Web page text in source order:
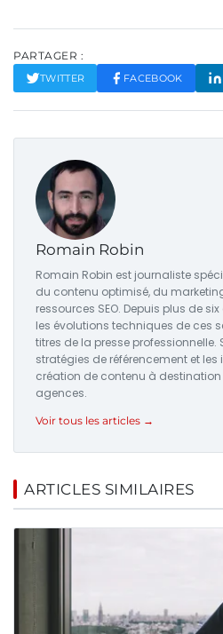
PARTAGER :
TWITTER FACEBOOK
Romain Robin
Romain Robin est journaliste
du contenu optimisé, du
ressources SEO. Depuis plus de
les évolutions techniques de ces
titres de la presse
stratégies de référencement et
création de contenu à destination
agences.
Voir tous les articles →
ARTICLES SIMILAIRES